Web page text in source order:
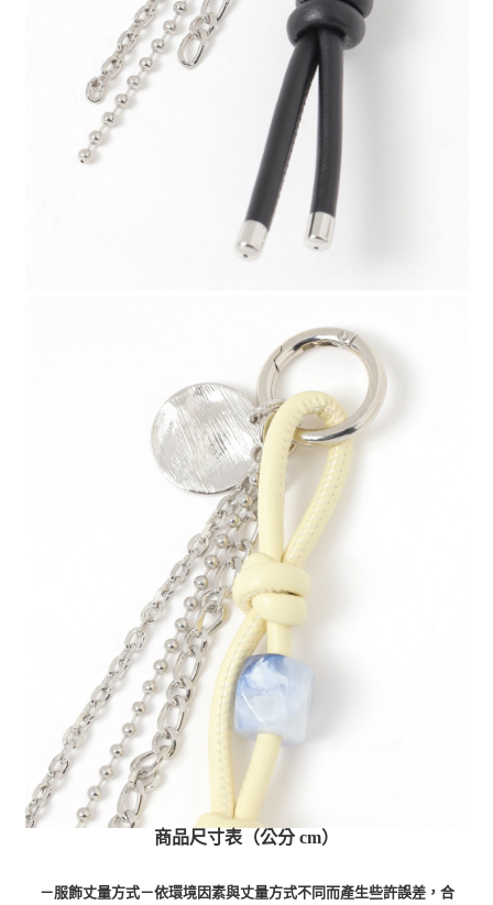
商品尺寸表（公分 cm）
－服飾丈量方式－依環境因素與丈量方式不同而產生些許誤差，合